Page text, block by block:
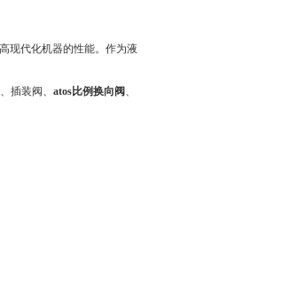
现代化机器的性能。作为液
插装阀、 atos比例换向阀 、